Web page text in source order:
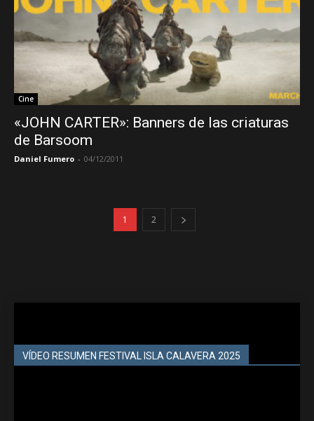
Cine
«JOHN CARTER»: Banners de las criaturas
de Barsoom
Daniel Fumero - 04/12/2011
1 2
VÍDEO RESUMEN FESTIVAL ISLA CALAVERA 2025